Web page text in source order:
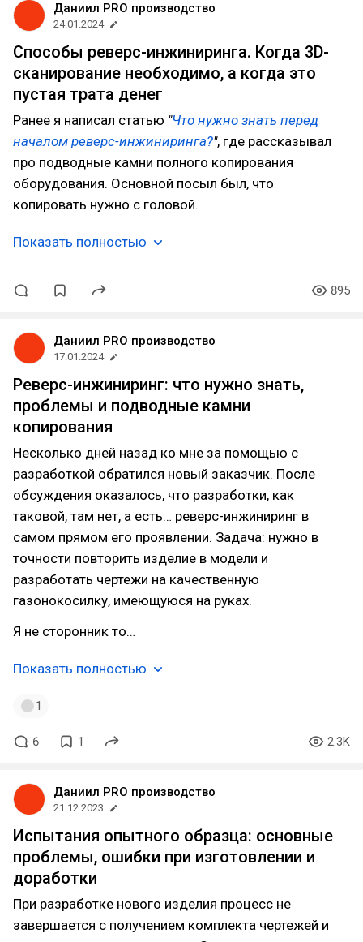
Даниил PRO производство
24.01.2024
Способы реверс-инжиниринга. Когда 3D-
сканирование необходимо, а когда это
пустая трата денег
Ранее я написал статью "Что нужно знать перед
началом реверс-инжиниринга?", где рассказывал
про подводные камни полного копирования
оборудования. Основной посыл был, что
копировать нужно с головой.
Показать полностью
895
Даниил PRO производство
17.01.2024
Реверс-инжиниринг: что нужно знать,
проблемы и подводные камни
копирования
Несколько дней назад ко мне за помощью с
разработкой обратился новый заказчик. После
обсуждения оказалось, что разработки, как
таковой, там нет, а есть… реверс-инжиниринг в
самом прямом его проявлении. Задача: нужно в
точности повторить изделие в модели и
разработать чертежи на качественную
газонокосилку, имеющуюся на руках.
Я не сторонник то…
Показать полностью
1
6 1 2.3K
Даниил PRO производство
21.12.2023
Испытания опытного образца: основные
проблемы, ошибки при изготовлении и
доработки
При разработке нового изделия процесс не
завершается с получением комплекта чертежей и